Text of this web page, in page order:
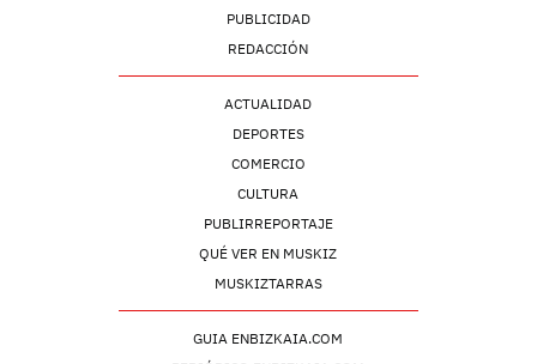
PUBLICIDAD
REDACCIÓN
ACTUALIDAD
DEPORTES
COMERCIO
CULTURA
PUBLIRREPORTAJE
QUÉ VER EN MUSKIZ
MUSKIZTARRAS
GUIA ENBIZKAIA.COM